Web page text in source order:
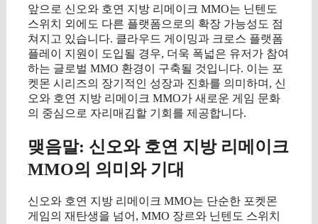
앞으로 신오와 호연 지방 리메이크 MMO는 닌텐도
스위치 외에도 다른 플랫폼으로의 확장 가능성도 점
쳐지고 있습니다. 클라우드 게이밍과 크로스 플랫폼
플레이 지원이 도입될 경우, 더욱 폭넓은 유저가 참여
하는 글로벌 MMO 환경이 구축될 것입니다. 이는 포
켓몬 시리즈의 장기적인 성장과 진화를 의미하며, 신
오와 호연 지방 리메이크 MMO가 새로운 게임 문화
의 중심으로 자리매김할 기회를 제공합니다.
맺음말: 신오와 호연 지방 리메이크
MMO의 의미와 기대
신오와 호연 지방 리메이크 MMO는 단순한 포켓몬
게임의 재탄생을 넘어, MMO 장르와 닌텐도 스위치